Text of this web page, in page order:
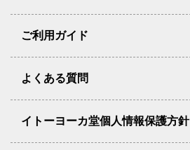
ご利用ガイド
よくある質問
イトーヨーカ堂個人情報保護方針